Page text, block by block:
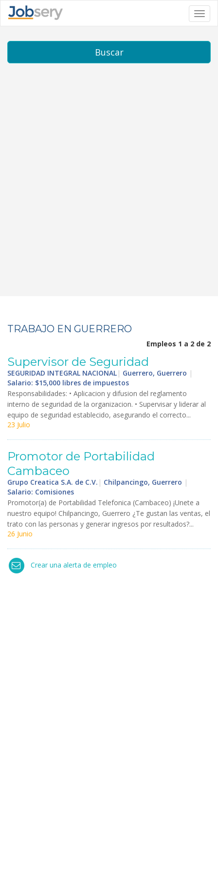
Buscar
TRABAJO EN GUERRERO
Empleos 1 a 2 de 2
Supervisor de Seguridad
SEGURIDAD INTEGRAL NACIONAL | Guerrero, Guerrero |
Salario: $15,000 libres de impuestos
Responsabilidades: • Aplicacion y difusion del reglamento
interno de seguridad de la organizacion. • Supervisar y liderar al
equipo de seguridad establecido, asegurando el correcto...
23 Julio
Promotor de Portabilidad
Cambaceo
Grupo Creatica S.A. de C.V. | Chilpancingo, Guerrero |
Salario: Comisiones
Promotor(a) de Portabilidad Telefonica (Cambaceo) ¡Unete a
nuestro equipo! Chilpancingo, Guerrero ¿Te gustan las ventas, el
trato con las personas y generar ingresos por resultados?...
26 Junio
Crear una alerta de empleo